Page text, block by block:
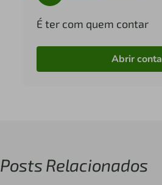
É ter com quem contar
Abrir conta
Posts Relacionados